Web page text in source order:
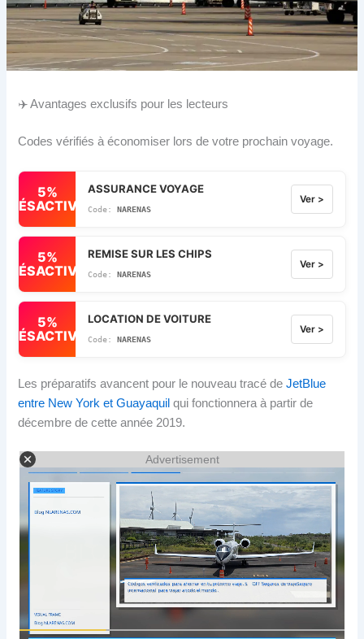
✈️ Avantages exclusifs pour les lecteurs
Codes vérifiés à économiser lors de votre prochain voyage.
5%
DÉSACTIVÉ
ASSURANCE VOYAGE
NARENAS
Ver >
5%
DÉSACTIVÉ
REMISE SUR LES CHIPS
NARENAS
Ver >
5%
DÉSACTIVÉ
LOCATION DE VOITURE
NARENAS
Ver >
Les préparatifs avancent pour le nouveau tracé deJetBlue
entre New York et Guayaquil qui fonctionnera à partir de
décembre de cette année 2019.
Advertisement